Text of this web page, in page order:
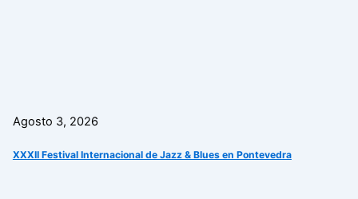
Agosto 3, 2026
XXXII Festival Internacional de Jazz & Blues en Pontevedra